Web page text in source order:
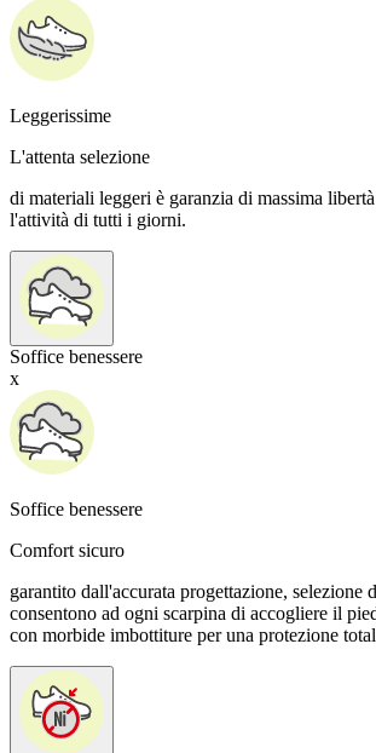
Leggerissime
L'attenta selezione
di materiali leggeri è garanzia di massima
l'attività di tutti i giorni.
Soffice benessere
x
Soffice benessere
Comfort sicuro
garantito dall'accurata progettazione, selezione
consentono ad ogni scarpina di accogliere il
con morbide imbottiture per una protezione